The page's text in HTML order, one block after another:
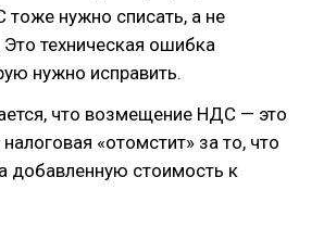
тоже нужно списать, а не
Это техническая ошибка
нужно исправить.
что возмещение НДС — это
«отомстит» за то, что
добавленную стоимость к